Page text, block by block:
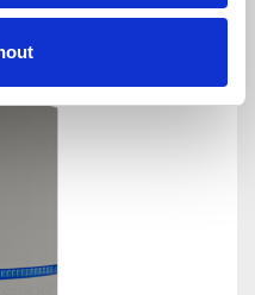
Do košíku